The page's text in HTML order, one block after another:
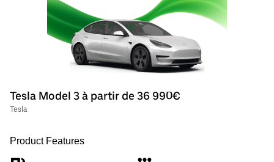
Tesla Model 3 à partir de 36 990€
Tesla
Product Features